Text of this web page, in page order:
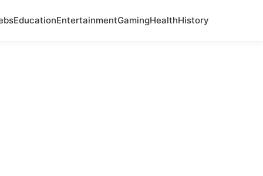
EducationEntertainmentGamingHealthHistory